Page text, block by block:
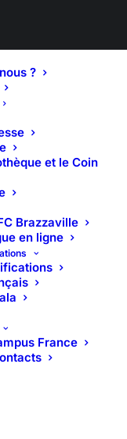
?
et le Coin
Brazzaville
en ligne
France
trouver ce que
peut